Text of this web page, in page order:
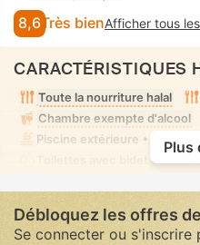
8,6 Très bienAfficher tous
CARACTÉRISTIQUES
Toute la nourriture halal
Chambre exempte d'alcool
Piscine extérieure • Mixte •
Toilettes avec bidet à buse
Plus
Débloquez les offres
Se connecter ou s'inscrire